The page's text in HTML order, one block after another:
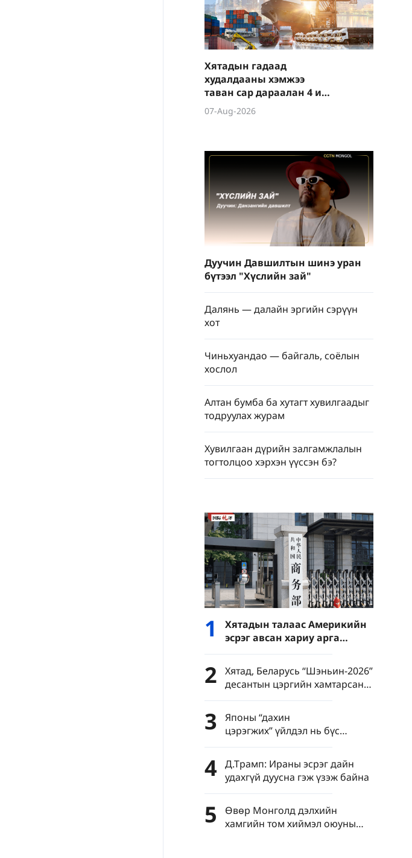
Хятадын гадаад
худалдааны хэмжээ
таван сар дараалан 4 их
наяд юаниас давав
07-Aug-2026
Дуучин Давшилтын шинэ уран
бүтээл "Хүслийн зай"
Далянь — далайн эргийн сэрүүн
хот
Чиньхуандао — байгаль, соёлын
хослол
Алтан бумба ба хутагт хувилгаадыг
тодруулах журам
Хувилгаан дүрийн залгамжлалын
тогтолцоо хэрхэн үүссэн бэ?
1
Хятадын талаас Америкийн
эсрэг авсан хариу арга
хэмжээ ямар дохио өгч
байна вэ?
2
Хятад, Беларусь “Шэньин-2026”
десантын цэргийн хамтарсан
сургуулилалт зохион байгуулна
3
Японы “дахин
цэрэгжих” үйлдэл нь бүс
нутгийн энх тайван, тогтвортой
байдалд заналхийлж байна
4
Д.Трамп: Ираны эсрэг дайн
удахгүй дуусна гэж үзэж байна
5
Өвөр Монголд дэлхийн
хамгийн том хиймэл оюуны